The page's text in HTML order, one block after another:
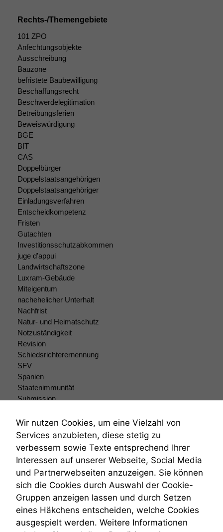
Rechts-/Themengebiete
101 ZPO
Anfechtungsobjekte
Ausschreibung
Bauzone
befristete Baubewilligung
Beschaffungsrecht
Beschwerdelegitimation
Betreibungsferien
Beweiswürdigung
BGE
BIT
CAS
Doppelbürger
Doppelstaatsangehörigen
Doppelstaatsangehöriger
Einladungsverfahren
Entscheidkompetenz
Fristen
Gutachten
Investitionsschutzabkommen
juge d'appui
Landwirtschaftszone
Luxram-Gebäude
Miteigentum
nachehelicher Unterhalt
Nachfrist
Natur- und Heimatschutz
Notzuständigkeit
Revision
Schiedsrichterernennung
SFV
Spanien
Staatenimmunität
Submission
Teilungsklage
Venezuela
VRK
Wiederherstellungsanordnung
Zivilprozessordnung
ZPO
Zustellfiktion
Zuständigkeit
Öffentliches Personalrecht
Öffentlichkeitsprinzip
Wir nutzen Cookies, um eine Vielzahl von
Services anzubieten, diese stetig zu
verbessern sowie Texte entsprechend Ihrer
Interessen auf unserer Webseite, Social Media
und Partnerwebseiten anzuzeigen. Sie können
sich die Cookies durch Auswahl der Cookie-
Gruppen anzeigen lassen und durch Setzen
eines Häkchens entscheiden, welche Cookies
ausgespielt werden. Weitere Informationen
Um unsere
Website zu
verbessern,
zeichnen
wir
anonyme
statistische
Daten auf.
Funktionalität